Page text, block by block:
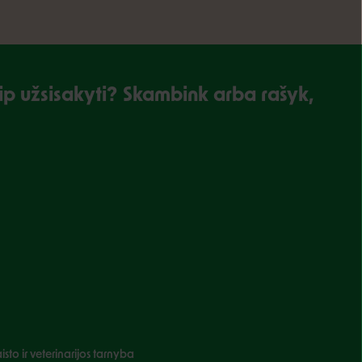
užsisakyti? Skambink arba rašyk,
ir veterinarijos tarnyba